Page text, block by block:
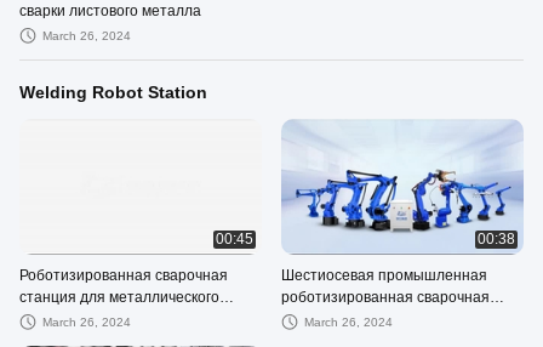
сварки листового металла
March 26, 2024
Welding Robot Station
00:45
Роботизированная сварочная
станция для металлического
стула для мебели
March 26, 2024
00:38
Шестиосевая промышленная
роботизированная сварочная
роботизированная станция
March 26, 2024